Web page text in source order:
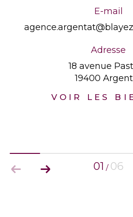
E-mail
Adresse
18 avenue
19400
VOIR LES
01 / 06